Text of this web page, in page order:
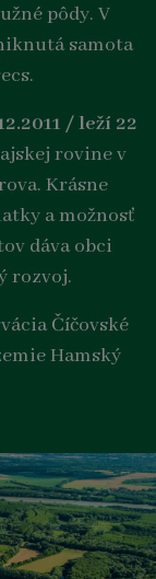
pôdy. V
samota
/ leží 22
rovine v
Krásne
a možnosť
dáva obci
rozvoj.
Číčovské
Hamský